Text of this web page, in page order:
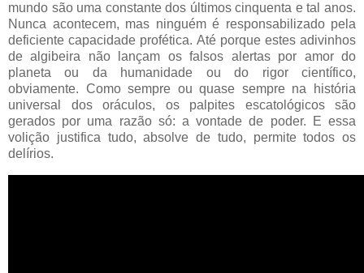
mundo são uma constante dos últimos cinquenta e tal anos.
Nunca acontecem, mas ninguém é responsabilizado pela
deficiente capacidade profética. Até porque estes adivinhos
de algibeira não lançam os falsos alertas por amor do
planeta ou da humanidade ou do rigor científico,
obviamente. Como sempre ou quase sempre na história
universal dos oráculos, os palpites escatológicos são
gerados por uma razão só: a vontade de poder. E essa
volição justifica tudo, absolve de tudo, permite todos os
delírios.